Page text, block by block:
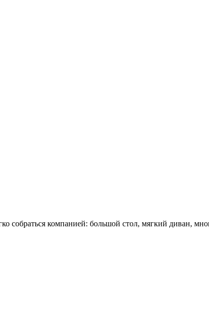
собраться компанией: большой стол, мягкий диван,